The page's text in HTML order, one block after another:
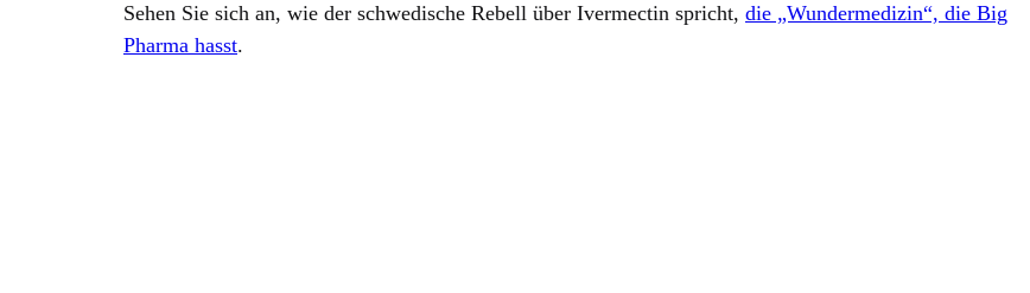
Sehen Sie sich an, wie der schwedische Rebell über Ivermectin spricht, die „Wundermedizin“, die Big
Pharma hasst.